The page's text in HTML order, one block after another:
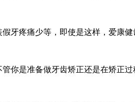
假牙疼痛少等，即使是这样，爱康
管你是准备做牙齿矫正还是在矫正